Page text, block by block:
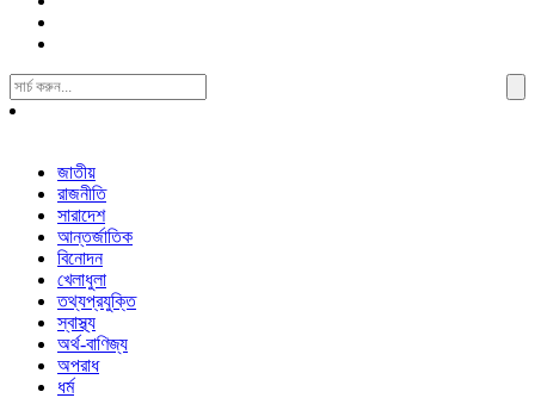
Search
For:
জাতীয়
রাজনীতি
সারাদেশ
আন্তর্জাতিক
বিনোদন
খেলাধুলা
তথ্যপ্রযুক্তি
স্বাস্থ্য
অর্থ-বাণিজ্য
অপরাধ
ধর্ম